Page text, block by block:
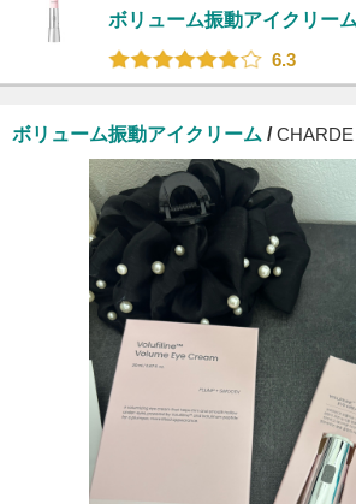
ボリューム振動アイクリーム
6.3
ボリューム振動アイクリーム /